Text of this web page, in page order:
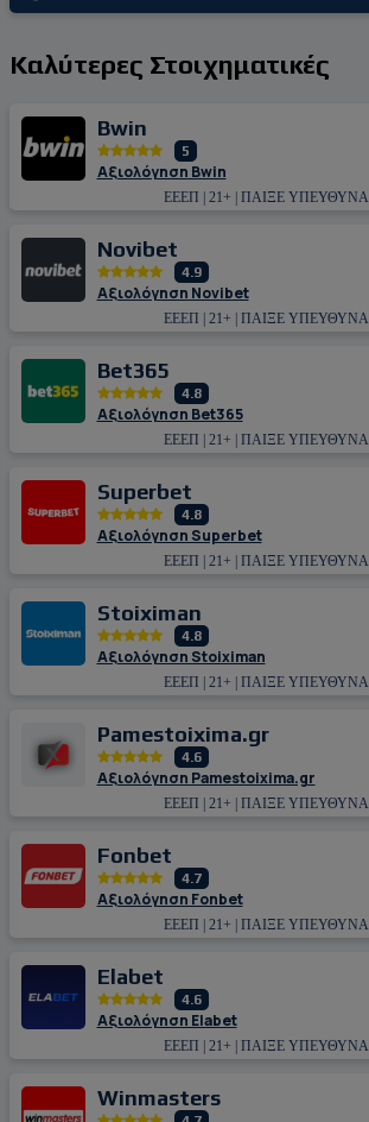
Καλύτερες Στοιχηματικές
Bwin
5
Αξιολόγηση Bwin
ΕΕΕΠ | 21+ | ΠΑΙΞΕ ΥΠΕΥΘΥΝΑ
Novibet
4.9
Αξιολόγηση Novibet
ΕΕΕΠ | 21+ | ΠΑΙΞΕ ΥΠΕΥΘΥΝΑ
Bet365
4.8
Αξιολόγηση Bet365
ΕΕΕΠ | 21+ | ΠΑΙΞΕ ΥΠΕΥΘΥΝΑ
Superbet
4.8
Αξιολόγηση Superbet
ΕΕΕΠ | 21+ | ΠΑΙΞΕ ΥΠΕΥΘΥΝΑ
Stoiximan
4.8
Αξιολόγηση Stoiximan
ΕΕΕΠ | 21+ | ΠΑΙΞΕ ΥΠΕΥΘΥΝΑ
Pamestoixima.gr
4.6
Αξιολόγηση Pamestoixima.gr
ΕΕΕΠ | 21+ | ΠΑΙΞΕ ΥΠΕΥΘΥΝΑ
Fonbet
4.7
Αξιολόγηση Fonbet
ΕΕΕΠ | 21+ | ΠΑΙΞΕ ΥΠΕΥΘΥΝΑ
Εlabet
4.6
Αξιολόγηση Εlabet
ΕΕΕΠ | 21+ | ΠΑΙΞΕ ΥΠΕΥΘΥΝΑ
Winmasters